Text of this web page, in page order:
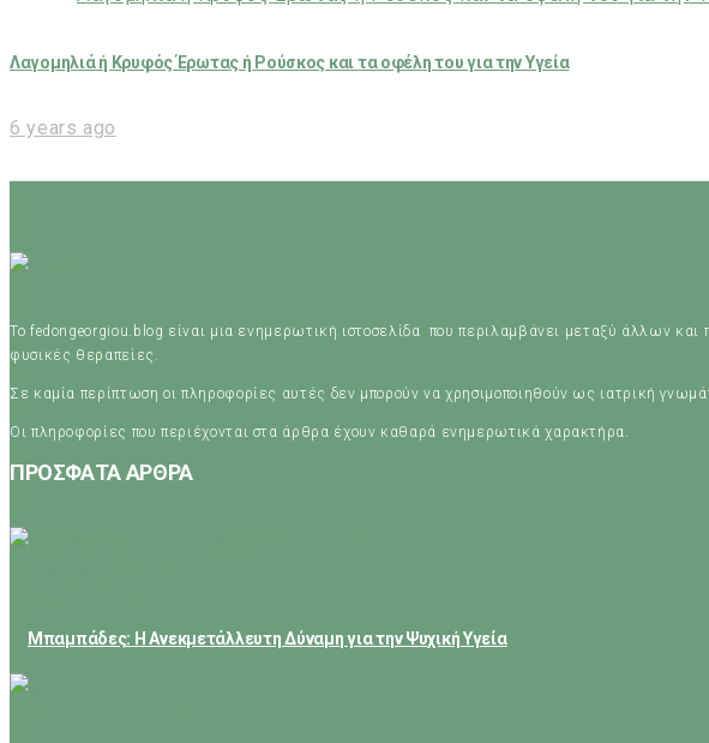
Λαγομηλιά ή Κρυφός Έρωτας ή Ρούσκος και τα οφέλη του για την Υγεία
6 years ago
Το fedongeorgiou.blog είναι μια ενημερωτική ιστοσελίδα που περιλαμβάνει μεταξύ άλλων
φυσικές θεραπείες.
Σε καμία περίπτωση οι πληροφορίες αυτές δεν μπορούν να χρησιμοποιηθούν ως ιατρική
Οι πληροφορίες που περιέχονται στα άρθρα έχουν καθαρά ενημερωτικά χαρακτήρα.
ΠΡΟΣΦΑΤΑ ΑΡΘΡΑ
Μπαμπάδες: Η Ανεκμετάλλευτη Δύναμη για την Ψυχική Υγεία